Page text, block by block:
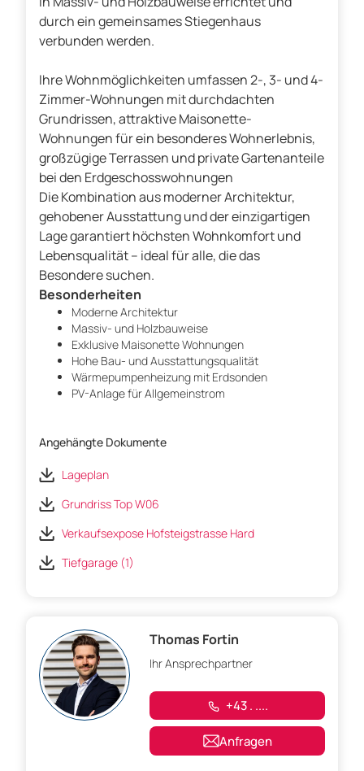
durch ein gemeinsames Stiegenhaus
verbunden werden.
Ihre Wohnmöglichkeiten umfassen 2-, 3- und 4-
Zimmer-Wohnungen mit durchdachten
Grundrissen, attraktive Maisonette-
Wohnungen für ein besonderes Wohnerlebnis,
großzügige Terrassen und private Gartenanteile
bei den Erdgeschosswohnungen
Die Kombination aus moderner Architektur,
gehobener Ausstattung und der einzigartigen
Lage garantiert höchsten Wohnkomfort und
Lebensqualität – ideal für alle, die das
Besondere suchen.
Besonderheiten
Moderne Architektur
Massiv- und Holzbauweise
Exklusive Maisonette Wohnungen
Hohe Bau- und Ausstattungsqualität
Wärmepumpenheizung mit Erdsonden
PV-Anlage für Allgemeinstrom
Angehängte Dokumente
Lageplan
Grundriss Top W06
Verkaufsexpose Hofsteigstrasse Hard
Tiefgarage (1)
Thomas Fortin
Ihr Ansprechpartner
+43 . ....
Anfragen